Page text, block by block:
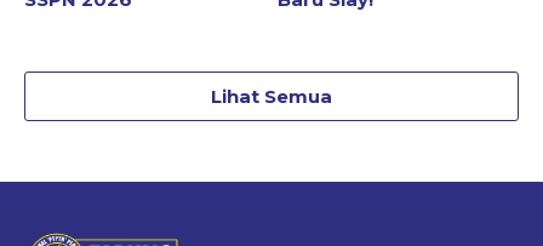
Lihat Semua